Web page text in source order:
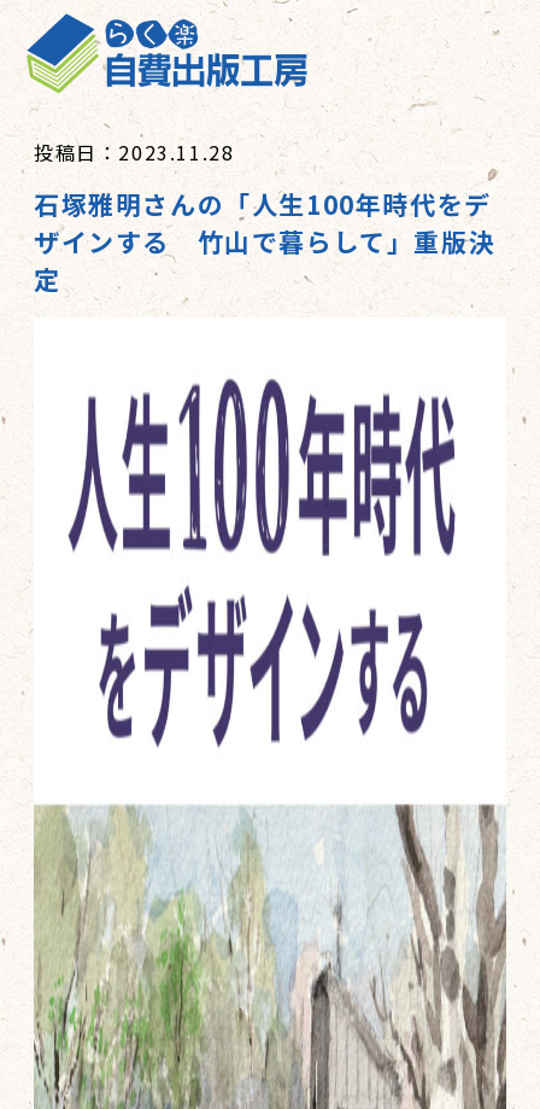
投稿日：2023.11.28
石塚雅明さんの「人生100年時代をデ
ザインする 竹山で暮らして」重版決
定